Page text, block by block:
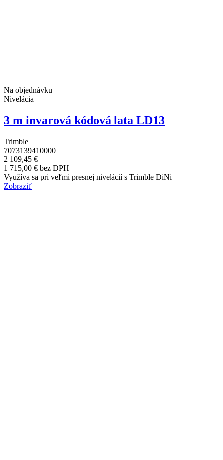
Na objednávku
Nivelácia
3 m invarová kódová lata LD13
Trimble
7073139410000
2 109,45 €
1 715,00 € bez DPH
Využíva sa pri veľmi presnej nivelácií s Trimble DiNi
Zobraziť